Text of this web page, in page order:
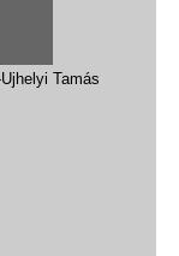
Tamás